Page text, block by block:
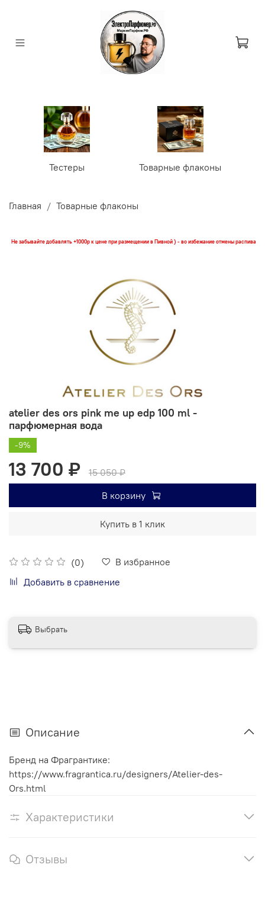
Тестеры Товарные флаконы
Главная Товарные флаконы
Не забывайте добавлять +1000р к цене при размещении в Пивной ) - во избежание отмены распива
atelier des ors pink me up edp 100 ml -
парфюмерная вода
(0)
В избранное
Добавить в сравнение
-9%
13 700 ₽
15 050 ₽
В корзину
Купить в 1 клик
Выбрать
Описание
Бренд на Фрагрантике:
https://www.fragrantica.ru/designers/Atelier-des-
Ors.html
Характеристики
Отзывы